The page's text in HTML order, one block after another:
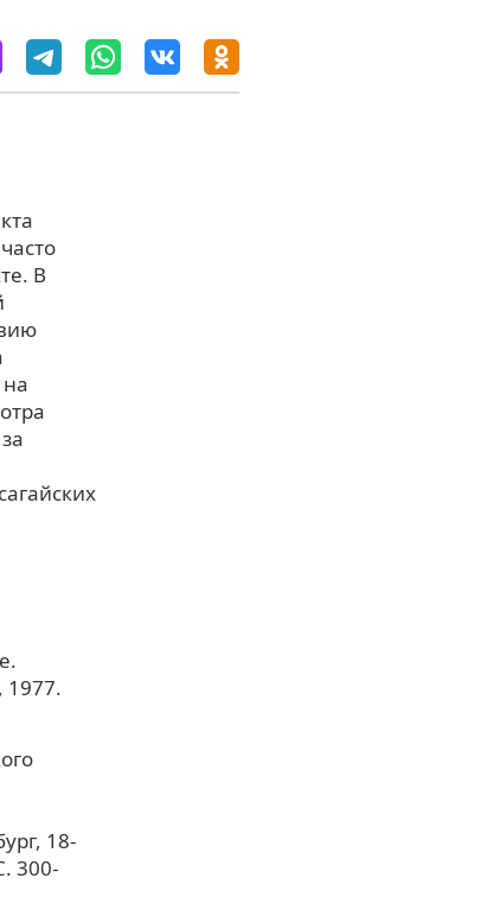
В
1977.
18-
300-